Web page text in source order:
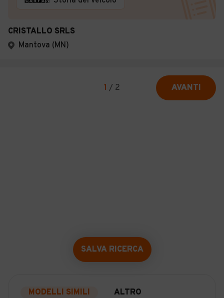
CRISTALLO SRLS
Mantova (MN)
1 / 2 AVANTI
SALVA RICERCA
MODELLI SIMILI ALTRO